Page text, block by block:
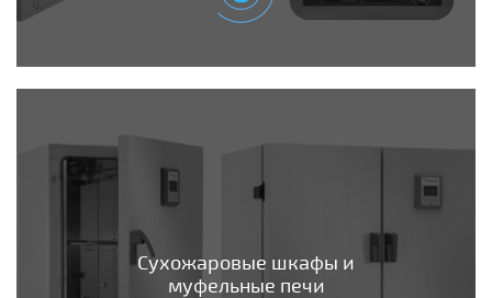
Сухожаровые шкафы и
муфельные печи